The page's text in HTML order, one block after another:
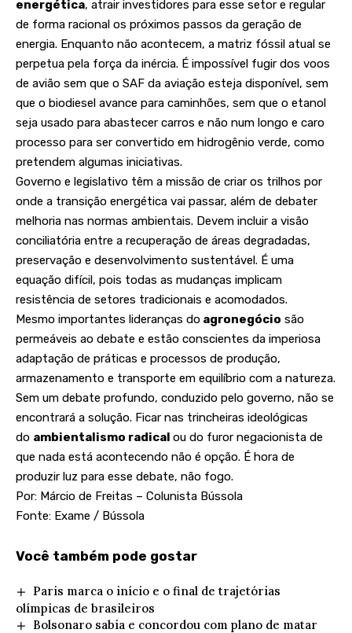
energética, atrair investidores para esse setor e regular
de forma racional os próximos passos da geração de
energia. Enquanto não acontecem, a matriz fóssil atual se
perpetua pela força da inércia. É impossível fugir dos voos
de avião sem que o SAF da aviação esteja disponível, sem
que o biodiesel avance para caminhões, sem que o etanol
seja usado para abastecer carros e não num longo e caro
processo para ser convertido em hidrogênio verde, como
pretendem algumas iniciativas.
Governo e legislativo têm a missão de criar os trilhos por
onde a transição energética vai passar, além de debater
melhoria nas normas ambientais. Devem incluir a visão
conciliatória entre a recuperação de áreas degradadas,
preservação e desenvolvimento sustentável. É uma
equação difícil, pois todas as mudanças implicam
resistência de setores tradicionais e acomodados.
Mesmo importantes lideranças do agronegócio são
permeáveis ao debate e estão conscientes da imperiosa
adaptação de práticas e processos de produção,
armazenamento e transporte em equilíbrio com a natureza.
Sem um debate profundo, conduzido pelo governo, não se
encontrará a solução. Ficar nas trincheiras ideológicas
do ambientalismo radical ou do furor negacionista de
que nada está acontecendo não é opção. É hora de
produzir luz para esse debate, não fogo.
Por: Márcio de Freitas – Colunista Bússola
Fonte: Exame / Bússola
Você também pode gostar
Paris marca o início e o final de trajetórias
olímpicas de brasileiros
Bolsonaro sabia e concordou com plano de matar